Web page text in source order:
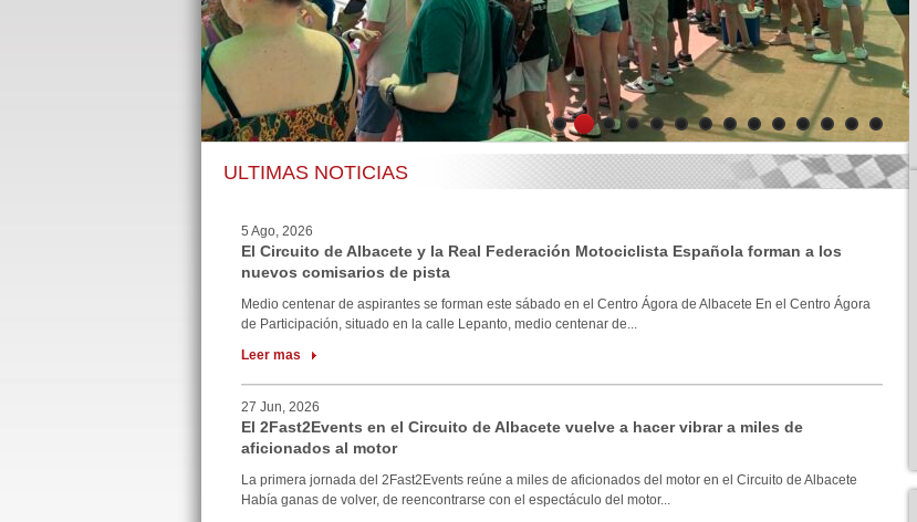
1 2 3 4 5 6 7 8 9 10 11 12 13 14
ULTIMAS NOTICIAS
5 Ago, 2026
El Circuito de Albacete y la Real Federación Motociclista Española forman a los
nuevos comisarios de pista
Medio centenar de aspirantes se forman este sábado en el Centro Ágora de Albacete En el Centro Ágora
de Participación, situado en la calle Lepanto, medio centenar de...
Leer mas
27 Jun, 2026
El 2Fast2Events en el Circuito de Albacete vuelve a hacer vibrar a miles de
aficionados al motor
La primera jornada del 2Fast2Events reúne a miles de aficionados del motor en el Circuito de Albacete
Había ganas de volver, de reencontrarse con el espectáculo del motor...